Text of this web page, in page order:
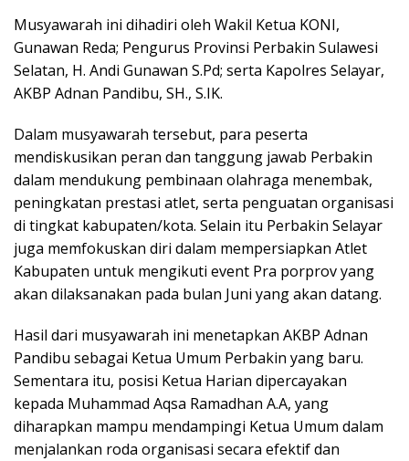
Musyawarah ini dihadiri oleh Wakil Ketua KONI,
Gunawan Reda; Pengurus Provinsi Perbakin Sulawesi
Selatan, H. Andi Gunawan S.Pd; serta Kapolres Selayar,
AKBP Adnan Pandibu, SH., S.IK.
Dalam musyawarah tersebut, para peserta
mendiskusikan peran dan tanggung jawab Perbakin
dalam mendukung pembinaan olahraga menembak,
peningkatan prestasi atlet, serta penguatan organisasi
di tingkat kabupaten/kota. Selain itu Perbakin Selayar
juga memfokuskan diri dalam mempersiapkan Atlet
Kabupaten untuk mengikuti event Pra porprov yang
akan dilaksanakan pada bulan Juni yang akan datang.
Hasil dari musyawarah ini menetapkan AKBP Adnan
Pandibu sebagai Ketua Umum Perbakin yang baru.
Sementara itu, posisi Ketua Harian dipercayakan
kepada Muhammad Aqsa Ramadhan A.A, yang
diharapkan mampu mendampingi Ketua Umum dalam
menjalankan roda organisasi secara efektif dan